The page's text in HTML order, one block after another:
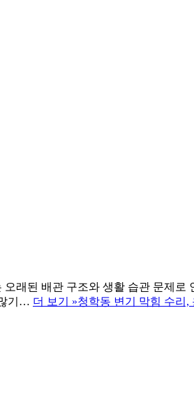
래된 배관 구조와 생활 습관 문제로
기… 더 보기 »청학동 변기 막힘 수리,